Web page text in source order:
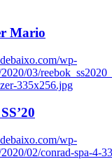
Mario
wp-
03/
335x256.jpg
wp-
02/conrad-spa-4-